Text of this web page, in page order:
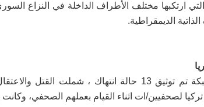
التي ارتكبها مختلف الأطراف الداخلة في النزاع
الديمقراطية.
وبحسب مكتب الرصد وتوثيق الانتهاكات في الشبكة تم توثيق 13
لصحفيين/ات اثناء القيام بعملهم الصحفي،